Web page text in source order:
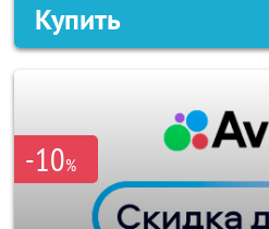
Купить
-10%